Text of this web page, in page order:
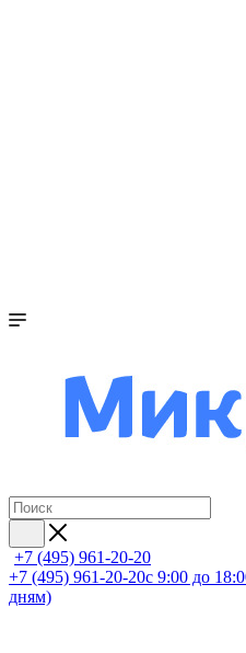
+7 (495) 961-20-20
+7 (495) 961-20-20с 9:00 до
дням)